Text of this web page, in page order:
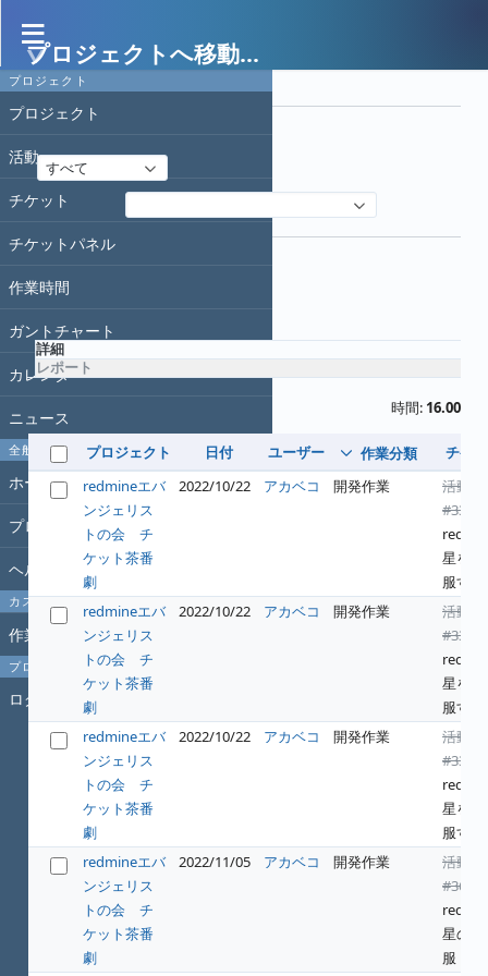
プロジェクト
プロジェクト
活動
チケット
チケットパネル
作業時間
ガントチャート
カレンダー
ニュース
全般
ホーム
プロジェクト
ヘルプ
カスタムクエリ
作業時間
プロフィール
ログイン
プロジェクトへ移動...
作業時間
フィルタ
すべて
フィルタ追加
オプション
適用
詳細
レポート
時間: 16.00
プロジェクト 日付 ユーザー 作業分類
チケ
redmineエバ
ンジェリス
トの会 チ
ケット茶番
劇
2022/10/22 アカベコ 開発作業
活動
#331
星を征
服する
redmineエバ
ンジェリス
トの会 チ
ケット茶番
劇
2022/10/22 アカベコ 開発作業
活動
#331
星を征
服する
redmineエバ
ンジェリス
トの会 チ
ケット茶番
劇
2022/10/22 アカベコ 開発作業
活動
#331
星を征
服する
redmineエバ
ンジェリス
トの会 チ
ケット茶番
劇
2022/11/05 アカベコ 開発作業
活動
#364
星の征
服